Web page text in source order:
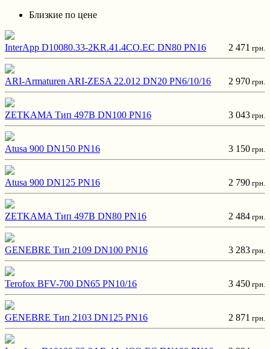
Близкие по цене
InterApp D10080.33-2KR.41.4CO.EC DN80 PN16 2 471 грн.
ARI-Armaturen ARI-ZESA 22.012 DN20 PN6/10/16 2 970 грн.
ZETKAMA Тип 497B DN100 PN16 3 043 грн.
Atusa 900 DN150 PN16 3 150 грн.
Atusa 900 DN125 PN16 2 790 грн.
ZETKAMA Тип 497B DN80 PN16 2 484 грн.
GENEBRE Тип 2109 DN100 PN16 3 283 грн.
Terofox BFV-700 DN65 PN10/16 3 450 грн.
GENEBRE Тип 2103 DN125 PN16 2 871 грн.